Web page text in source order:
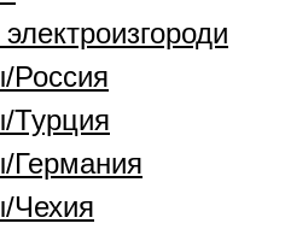
Россия
Турция
Германия
Чехия